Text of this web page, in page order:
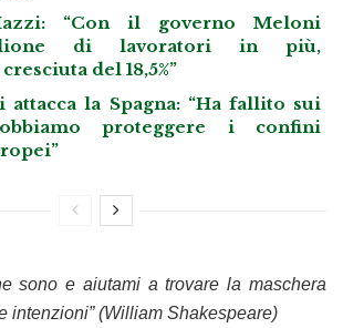
“Con il governo Meloni
di lavoratori in più,
del 18,5%”
attacca la Spagna: “Ha fallito sui
proteggere i confini
sono e aiutami a trovare la maschera
intenzioni” (William Shakespeare)